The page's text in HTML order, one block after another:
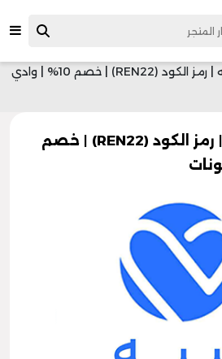
كود تطبيق لبيه | رمز الكود (REN22) | خصم 10% | وادي
كود تطبيق لبيه | رمز الكود (REN22) | خصم